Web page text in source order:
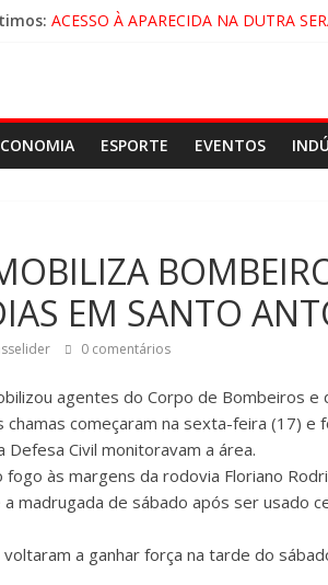
ACESSO À APARECIDA NA DUTRA
“HÁ PRESENÇA DO COMANDO
ESPORTE EVENTOS
EM SANTO
0 comentários
agentes do Corpo de Bombeiros e
chamas começaram na sexta-feira (17)
Civil monitoravam a área.
fogo às margens da rodovia Floriano
madrugada de sábado após ser usado
a ganhar força na tarde do